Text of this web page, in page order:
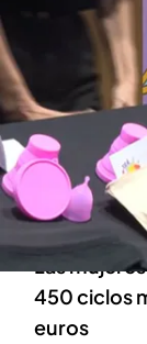
Cataluña anuncia
29 FEB
Cataluña
femenina
farmacias
Las
450 ciclos
euros